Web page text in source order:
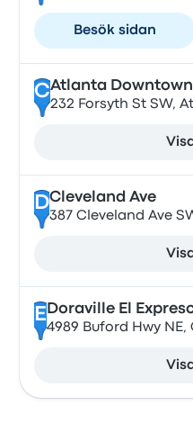
Besök sidan
CAtlanta
232 Forsyth St SW,
DCleveland Ave
387 Cleveland Ave
E Doraville El
4989 Buford Hwy NE,